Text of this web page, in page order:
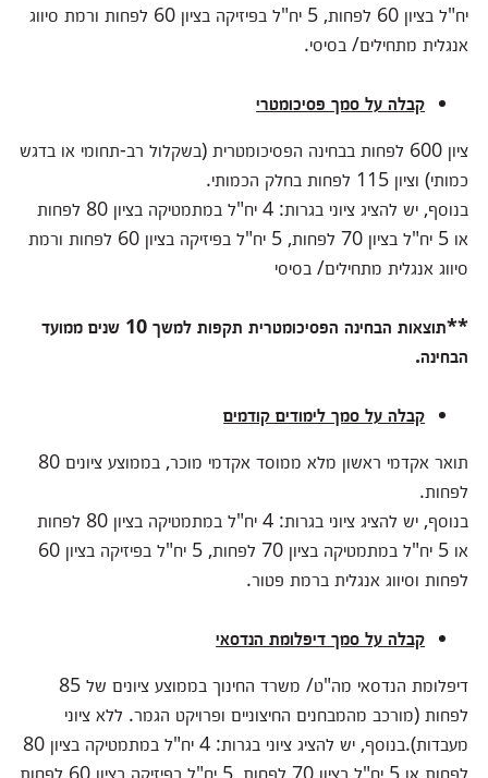
יח"ל בציון 60 לפחות, 5 יח"ל בפיזיקה בציון 60 לפחות ורמת סיווג
אנגלית מתחילים/ בסיסי.
קבלה על סמך פסיכומטרי
ציון 600 לפחות בבחינה הפסיכומטרית (בשקלול רב-תחומי או בדגש
כמותי) וציון 115 לפחות בחלק הכמותי.
בנוסף, יש להציג ציוני בגרות: 4 יח"ל במתמטיקה בציון 80 לפחות
או 5 יח"ל בציון 70 לפחות, 5 יח"ל בפיזיקה בציון 60 לפחות ורמת
סיווג אנגלית מתחילים/ בסיסי
**תוצאות הבחינה הפסיכומטרית תקפות למשך 10 שנים ממועד
הבחינה.
קבלה על סמך לימודים קודמים
תואר אקדמי ראשון מלא ממוסד אקדמי מוכר, בממוצע ציונים 80
לפחות.
בנוסף, יש להציג ציוני בגרות: 4 יח"ל במתמטיקה בציון 80 לפחות
או 5 יח"ל במתמטיקה בציון 70 לפחות, 5 יח"ל בפיזיקה בציון 60
לפחות וסיווג אנגלית ברמת פטור.
קבלה על סמך דיפלומת הנדסאי
דיפלומת הנדסאי מה"ט/ משרד החינוך בממוצע ציונים של 85
לפחות (מורכב מהמבחנים החיצוניים ופרויקט הגמר. ללא ציוני
מעבדות).בנוסף, יש להציג ציוני בגרות: 4 יח"ל במתמטיקה בציון 80